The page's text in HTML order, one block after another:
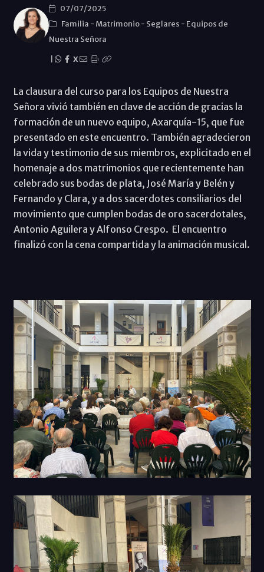
07/07/2025
Familia - Matrimonio- Seglares - Equipos de
Nuestra Señora
X
La clausura del curso para los Equipos de Nuestra
Señora vivió también en clave de acción de gracias la
formación de un nuevo equipo, Axarquía-15, que fue
presentado en este encuentro. También agradecieron
la vida y testimonio de sus miembros, explicitado en el
homenaje a dos matrimonios que recientemente han
celebrado sus bodas de plata, José María y Belén y
Fernando y Clara, y a dos sacerdotes consiliarios del
movimiento que cumplen bodas de oro sacerdotales,
Antonio Aguilera y Alfonso Crespo. El encuentro
finalizó con la cena compartida y la animación musical.